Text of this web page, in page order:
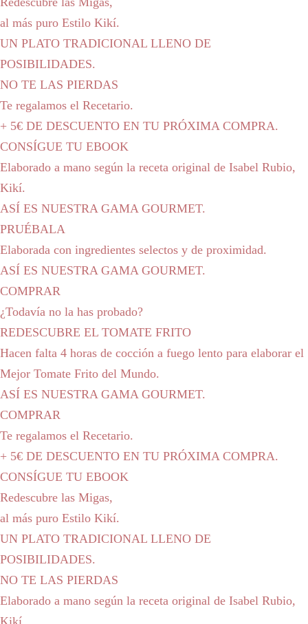
al más puro Estilo Kikí.
UN PLATO TRADICIONAL LLENO DE
POSIBILIDADES.
NO TE LAS PIERDAS
Te regalamos el Recetario.
+ 5€ DE DESCUENTO EN TU PRÓXIMA COMPRA.
CONSÍGUE TU EBOOK
Elaborado a mano según la receta original de Isabel Rubio,
Kikí.
ASÍ ES NUESTRA GAMA GOURMET.
PRUÉBALA
Elaborada con ingredientes selectos y de proximidad.
ASÍ ES NUESTRA GAMA GOURMET.
COMPRAR
¿Todavía no la has probado?
REDESCUBRE EL TOMATE FRITO
Hacen falta 4 horas de cocción a fuego lento para elaborar el
Mejor Tomate Frito del Mundo.
ASÍ ES NUESTRA GAMA GOURMET.
COMPRAR
Te regalamos el Recetario.
+ 5€ DE DESCUENTO EN TU PRÓXIMA COMPRA.
CONSÍGUE TU EBOOK
Redescubre las Migas,
al más puro Estilo Kikí.
UN PLATO TRADICIONAL LLENO DE
POSIBILIDADES.
NO TE LAS PIERDAS
Elaborado a mano según la receta original de Isabel Rubio,
Kikí.